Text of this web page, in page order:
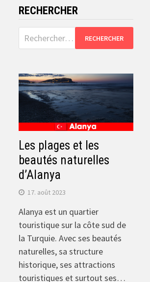
RECHERCHER
Rechercher :
Les plages et les
beautés naturelles
d’Alanya
17. août 2023
Alanya est un quartier
touristique sur la côte sud de
la Turquie. Avec ses beautés
naturelles, sa structure
historique, ses attractions
touristiques et surtout ses…